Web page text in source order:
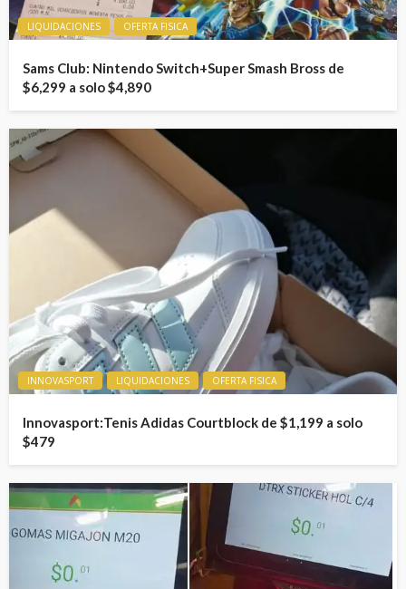
LIQUIDACIONES OFERTA FISICA
Sams Club: Nintendo Switch+Super Smash Bross de
$6,299 a solo $4,890
INNOVASPORT LIQUIDACIONES OFERTA FISICA
Innovasport:Tenis Adidas Courtblock de $1,199 a solo
$479